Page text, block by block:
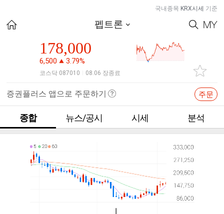
국내종목 KRX시세 기준
펩트론
178,000
6,500 3.79%
코스닥 087010 08.06 장종료
증권플러스 앱으로 주문하기 주문
종합 뉴스/공시 시세 분석